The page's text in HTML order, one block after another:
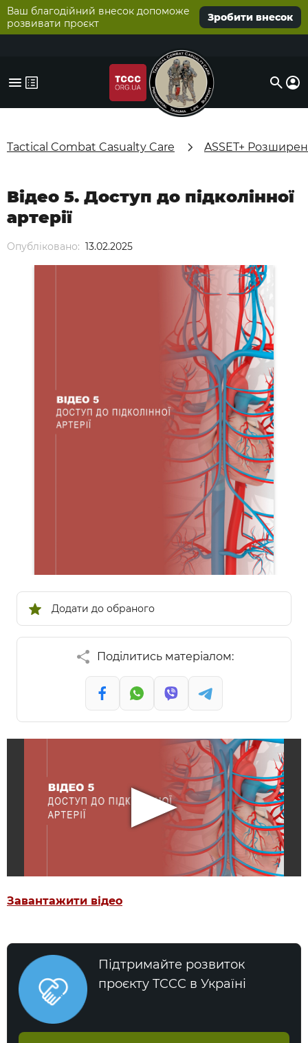
Ваш благодійний внесок допоможе
розвивати проєкт
Зробити внесок
Tactical Combat Casualty Care ASSET+
Опубліковано: 13.02.2025
Відео 5. Доступ до підколінної
артерії
Додати до обраного
Поділитись матеріалом:
Завантажити відео
Підтримайте розвиток
проєкту TCCC в Україні